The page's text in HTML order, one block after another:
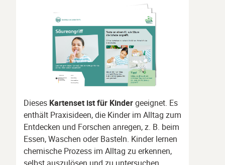
Dieses Kartenset ist für Kindergeeignet. Es
enthält Praxisideen, die Kinder im Alltag zum
Entdecken und Forschen anregen, z. B. beim
Essen, Waschen oder Basteln. Kinder lernen
chemische Prozess im Alltag zu erkennen,
selbst auszulösen und zu untersuchen.